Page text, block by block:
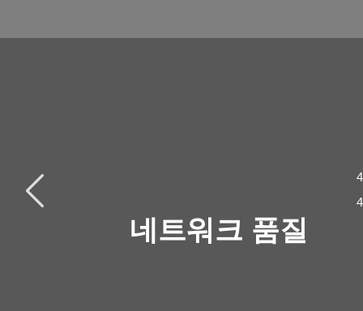
네트워크 품질